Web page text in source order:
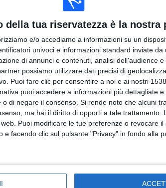
della tua riservatezza è la nostra
e/o accediamo a informazioni su un
univoci e informazioni standard inviate
di annunci e contenuti, analisi dell'audience e
possiamo utilizzare dati precisi di
Puoi fare clic per consentire a noi e ai nostri
puoi accedere a informazioni più dettagliate
di negare il consenso. Si rende noto che alcuni
ma hai il diritto di opporti a tale trattamento.
Puoi modificare le tue preferenze o revocare il
e facendo clic sul pulsante "Privacy" in fondo alla
CONSECUTIVE
A PAGAMENTO
MASSIMO
3
VS Deportivo
Madryn
TOTALE
2
COMPETIZIONI
CLASSIFICA PER COMPETIZIONI
25
1 (3,85%)